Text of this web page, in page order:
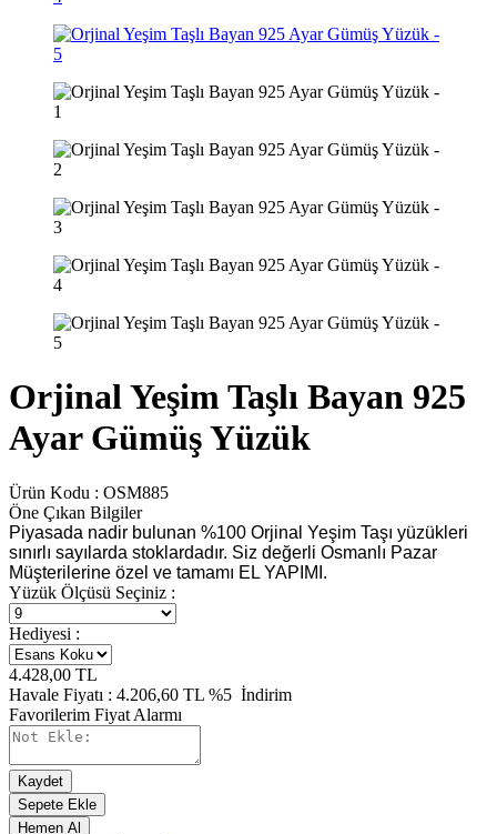
Orjinal Yeşim Taşlı Bayan 925
Ayar Gümüş Yüzük
Ürün Kodu : OSM885
Öne Çıkan Bilgiler
Piyasada nadir bulunan %100 Orjinal Yeşim Taşı yüzükleri
sınırlı sayılarda stoklardadır. Siz değerli Osmanlı Pazar
Müşterilerine özel ve tamamı EL YAPIMI.
Yüzük Ölçüsü Seçiniz :
Hediyesi :
4.428,00 TL
Havale Fiyatı : 4.206,60 TL %5 İndirim
Favorilerim Fiyat Alarmı
Kaydet
Sepete Ekle
Hemen Al